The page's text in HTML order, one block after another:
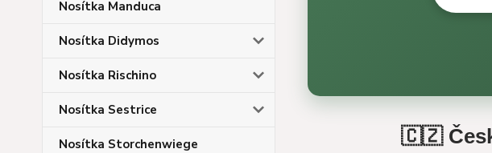
Nosítka Manduca
Nosítka Didymos
Nosítka Rischino
Nosítka Sestrice
Nosítka Storchenwiege 🇨🇿